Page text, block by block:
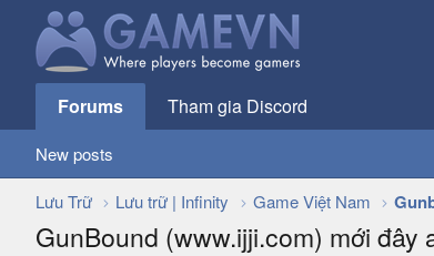
Forums Tham gia Discord
New posts
Lưu Trữ Lưu trữ | Infinity Game Việt Nam
GunBound (www.ijji.com) mới đây